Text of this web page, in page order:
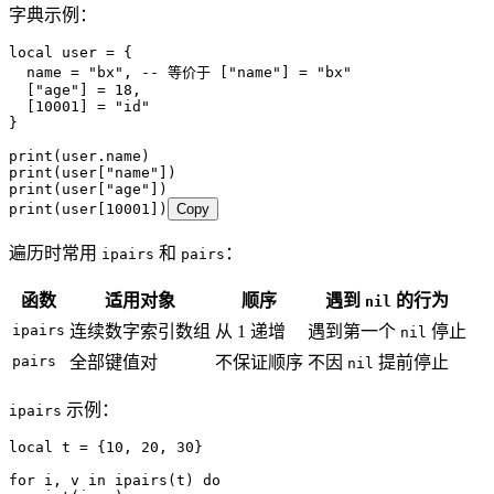
字典示例：
local user = {
  name
= "bx" ,
-- 等价于 ["name"] = "bx"
"age" = 18 ,
10001 = "id"
}
print (user. name )
print (user[ "name"
])
print (user[ "age"
])
print (user[ 10001 ]) Copy
遍历时常用 ipairs 和 pairs ：
函数 适用对象 顺序 遇到 nil 的行为
ipairs 连续数字索引数组 从 1 递增 遇到第一个 nil 停止
pairs 全部键值对 不保证顺序 不因 nil 提前停止
ipairs 示例：
local t = { 10 , 20 , 30 }
for i, v in ipairs (t) do